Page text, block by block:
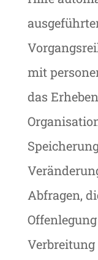
mit
das
Abfragen,
Verbreitung